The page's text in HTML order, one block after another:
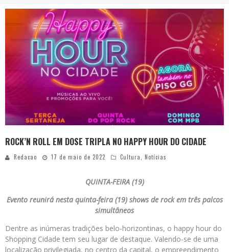
Cidade Junina se consolida como vitrine estratégica para grandes marcas e se despede com Xand Avião e Mari Fernandez
ROCK’N ROLL EM DOSE TRIPLA NO HAPPY HOUR DO CIDADE
Redacao 17 de maio de 2022 Cultura, Notícias
QUINTA-FEIRA (19)
Evento reunirá nesta quinta-feira (19) shows de rock em três palcos
simultâneos
Dentre as inúmeras tradições belo-horizontinas, o happy hour do
Shopping Cidade tem seu lugar de destaque. Valendo-se de uma
localização privilegiada, no centro da capital, o empreendimento